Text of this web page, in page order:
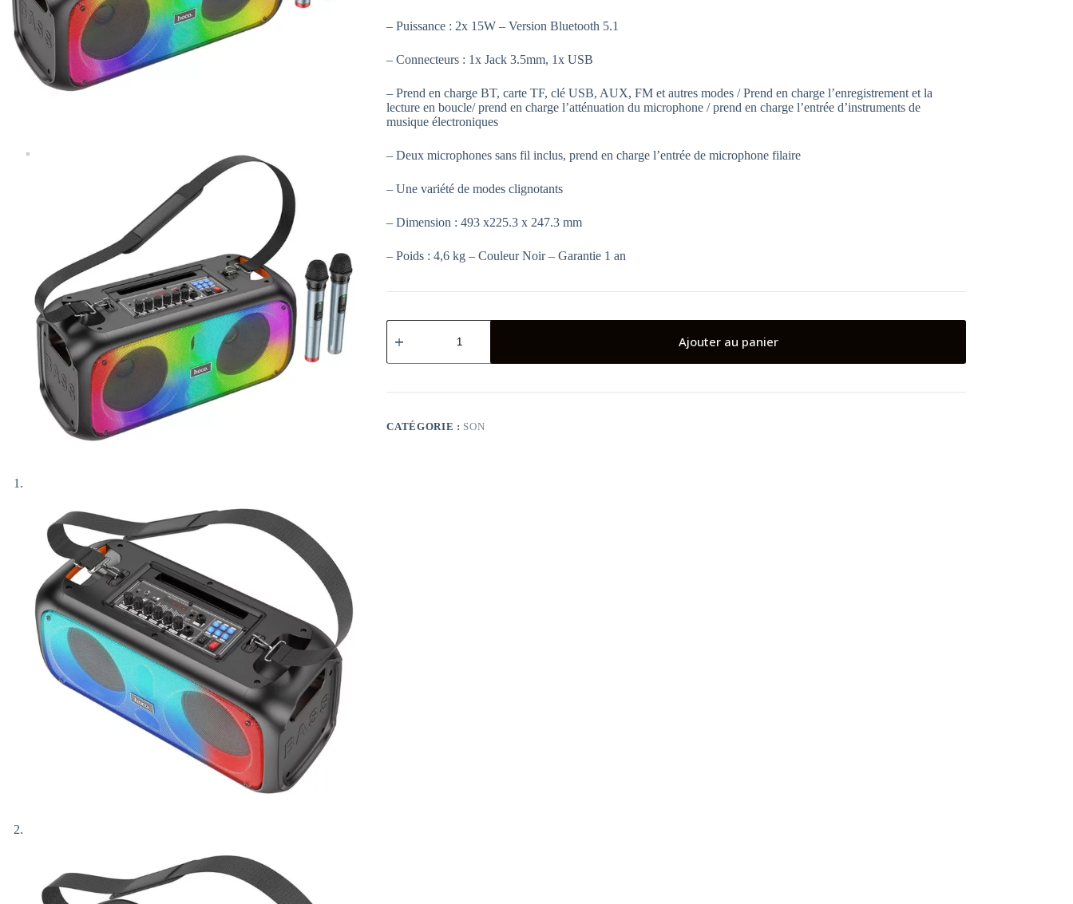
– Puissance : 2x 15W – Version Bluetooth 5.1
– Connecteurs : 1x Jack 3.5mm, 1x USB
– Prend en charge BT, carte TF, clé USB, AUX, FM et autres modes / Prend en charge l’enregistrement et la
lecture en boucle/ prend en charge l’atténuation du microphone / prend en charge l’entrée d’instruments de
musique électroniques
– Deux microphones sans fil inclus, prend en charge l’entrée de microphone filaire
– Une variété de modes clignotants
– Dimension : 493 x225.3 x 247.3 mm
– Poids : 4,6 kg – Couleur Noir – Garantie 1 an
quantité
de
BLUETOOTH
HOCO
PARTY
+
Ajouter au panier
CATÉGORIE : SON